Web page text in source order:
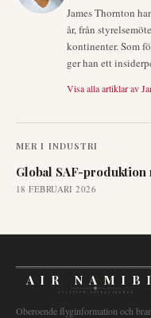
James Thornton
år, från
kontinenter. Som
ger han ett
Visa alla artiklar av
MER I INDUSTRI
Global SAF-
18 FEBRUARI 2026
AIR
AVIATION INTELLIGENCE
Oberoende flyginformation och